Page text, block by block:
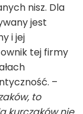
nisz. Dla
jest
i jej
tej firmy
–
to